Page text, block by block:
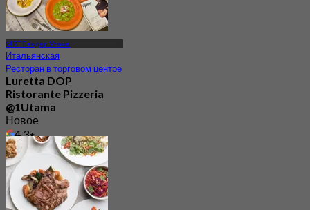
MRT Бандар Утама
Итальянская
Ресторан в торговом центре
Luretta DOP
Ristorante Pizzeria
@1Utama
Новое
4.3
От
RM 76.33